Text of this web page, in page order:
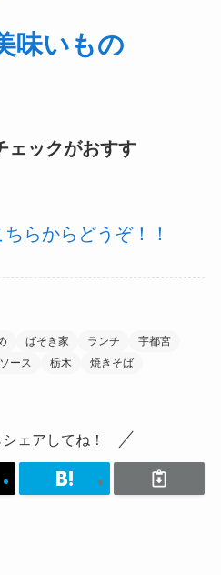
味いもの
ェックがおすす
らからどうぞ！！
ばそき家 ランチ
宇都宮
ース 栃木
焼きそば
ェアしてね！